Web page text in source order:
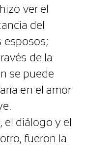
ver el
del
esposos;
de la
se puede
en el amor
el diálogo y el
fueron la